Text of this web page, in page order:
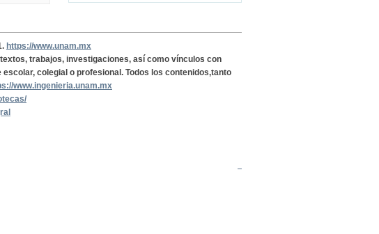
https://www.unam.mx
trabajos, investigaciones, así como vínculos con
colegial o profesional. Todos los contenidos,tanto
www.ingenieria.unam.mx